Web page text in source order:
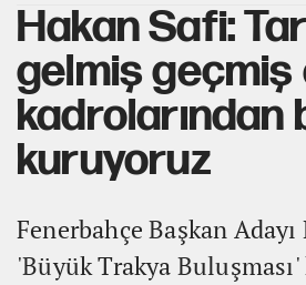
Hakan Safi:
gelmiş geçmiş
kadrolarından
kuruyoruz
Fenerbahçe Başkan
'Büyük Trakya Buluşması'